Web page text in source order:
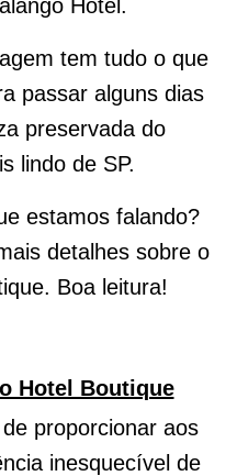
Hotel.
tem tudo o que
passar alguns dias
preservada do
lindo de SP.
estamos falando?
detalhes sobre o
Boa leitura!
Hotel Boutique
proporcionar aos
inesquecível de